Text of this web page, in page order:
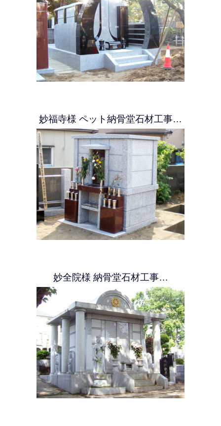
妙福寺様 ペット納骨堂石材工事…
妙全院様 納骨堂石材工事…